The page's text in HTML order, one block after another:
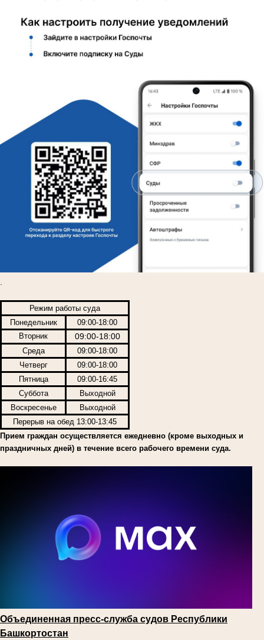
Режим работы суда
Понедельник
09:00-18:00
Вторник
09:00-18:00
Среда
09:00-18:00
Четверг
09:00-18:00
Пятница
09:00-16:45
Суббота
Выходной
Воскресенье
Выходной
Перерыв на обед 13:00-13:45
Прием граждан осуществляется ежедневно (кроме выходных и
праздничных дней) в течение всего рабочего времени суда.
Объединенная пресс-служба судов Республики
Башкортостан